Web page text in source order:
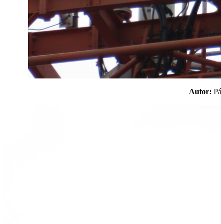
Autor: